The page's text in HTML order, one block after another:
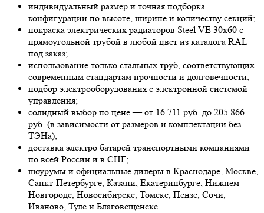
индивидуальный размер и точная подборка
конфигурации по высоте, ширине и количеству секций;
покраска электрических радиаторов Steel VE 30х60 с
прямоугольной трубой в любой цвет из каталога RAL
под заказ;
использование только стальных труб, соответствующих
современным стандартам прочности и долговечности;
подбор электрооборудования с электронной системой
управления;
солидный выбор по цене — от 16 711 руб. до 205 866
руб. (в зависимости от размеров и комплектации без
ТЭНа);
доставка электро батарей транспортными компаниями
по всей России и в СНГ;
шоурумы и официальные дилеры в Краснодаре, Москве,
Санкт-Петербурге, Казани, Екатеринбурге, Нижнем
Новгороде, Новосибирске, Томске, Пензе, Сочи,
Иваново, Туле и Благовещенске.